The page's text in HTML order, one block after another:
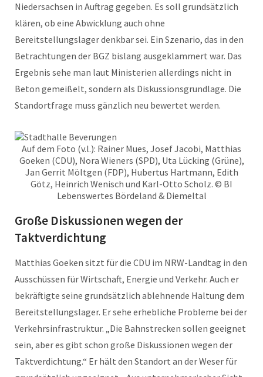
Niedersachsen in Auftrag gegeben. Es soll grundsätzlich
klären, ob eine Abwicklung auch ohne
Bereitstellungslager denkbar sei. Ein Szenario, das in den
Betrachtungen der BGZ bislang ausgeklammert war. Das
Ergebnis sehe man laut Ministerien allerdings nicht in
Beton gemeißelt, sondern als Diskussionsgrundlage. Die
Standortfrage muss gänzlich neu bewertet werden.
Auf dem Foto (v.l.): Rainer Mues, Josef Jacobi, Matthias
Goeken (CDU), Nora Wieners (SPD), Uta Lücking (Grüne),
Jan Gerrit Möltgen (FDP), Hubertus Hartmann, Edith
Götz, Heinrich Wenisch und Karl-Otto Scholz. © BI
Lebenswertes Bördeland & Diemeltal
Große Diskussionen wegen der
Taktverdichtung
Matthias Goeken sitzt für die CDU im NRW-Landtag in den
Ausschüssen für Wirtschaft, Energie und Verkehr. Auch er
bekräftigte seine grundsätzlich ablehnende Haltung dem
Bereitstellungslager. Er sehe erhebliche Probleme bei der
Verkehrsinfrastruktur. „Die Bahnstrecken sollen geeignet
sein, aber es gibt schon große Diskussionen wegen der
Taktverdichtung.“ Er hält den Standort an der Weser für